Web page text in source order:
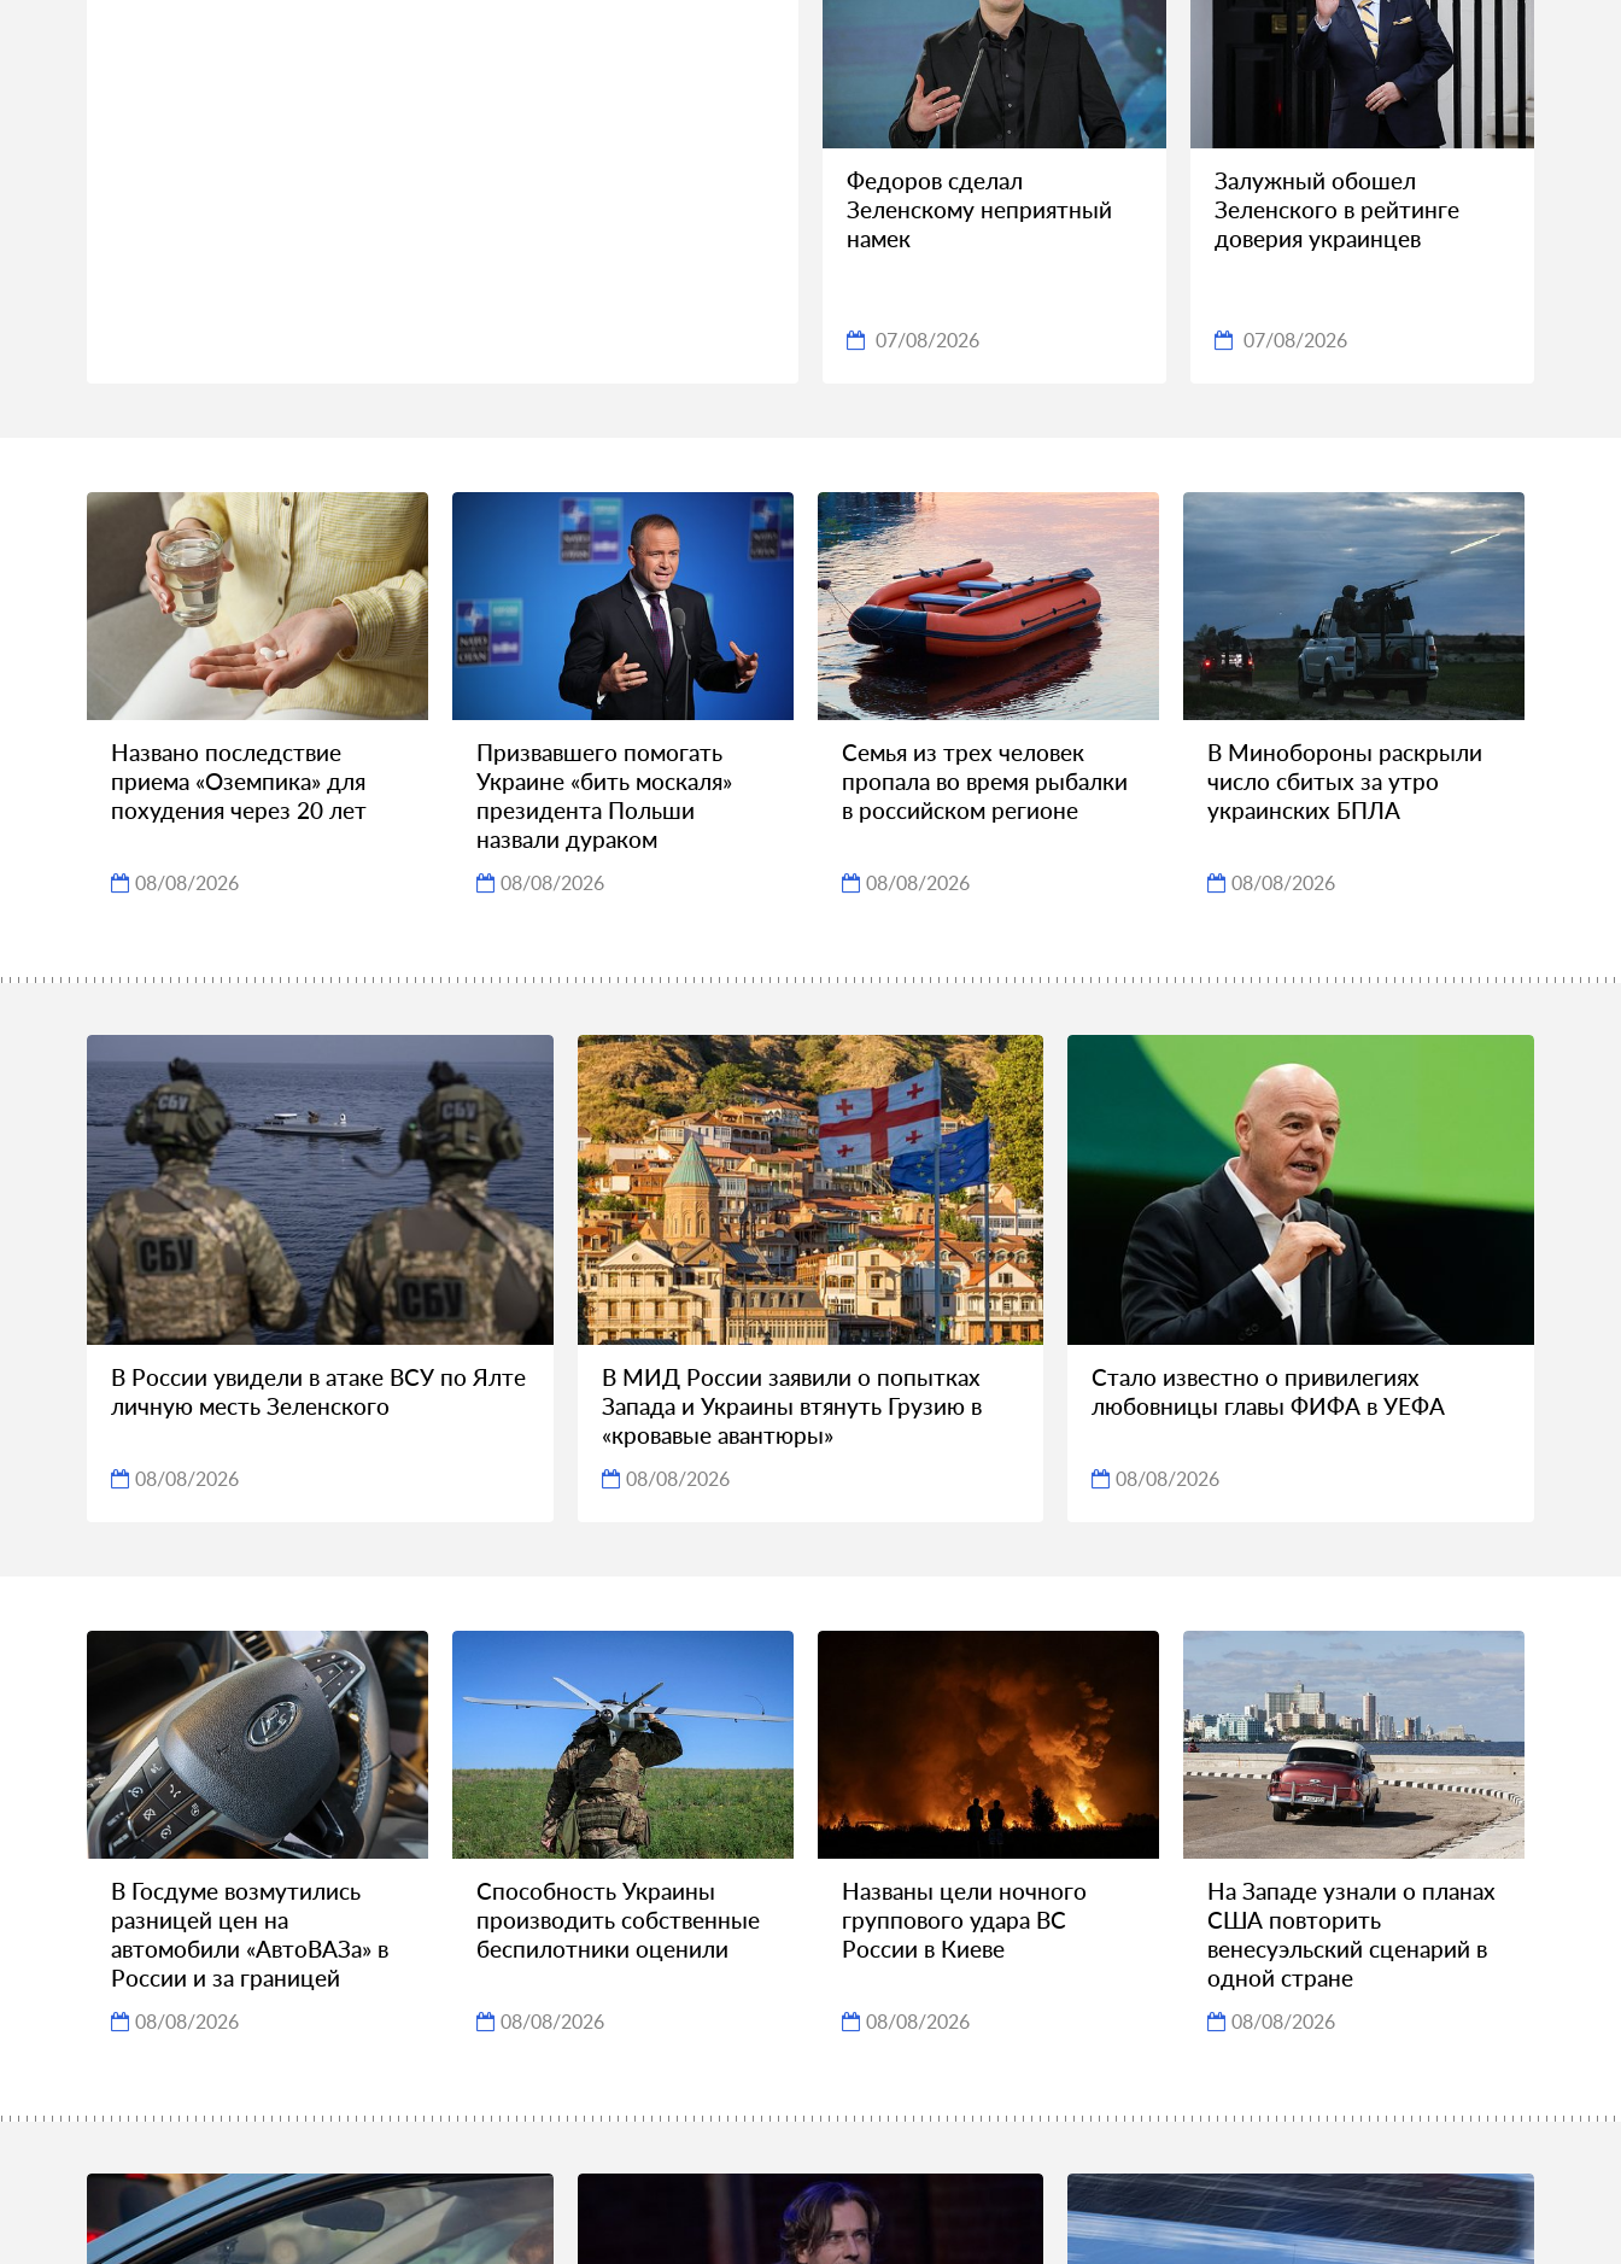
Федоров сделал
Зеленскому неприятный
намек
07/08/2026
Залужный обошел
Зеленского в рейтинге
доверия украинцев
07/08/2026
Названо последствие
приема «Оземпика» для
похудения через 20 лет
08/08/2026
Призвавшего помогать
Украине «бить москаля»
президента Польши
назвали дураком
08/08/2026
Семья из трех человек
пропала во время рыбалки
в российском регионе
08/08/2026
В Минобороны раскрыли
число сбитых за утро
украинских БПЛА
08/08/2026
В России увидели в атаке ВСУ по Ялте
личную месть Зеленского
08/08/2026
В МИД России заявили о попытках
Запада и Украины втянуть Грузию в
«кровавые авантюры»
08/08/2026
Стало известно о привилегиях
любовницы главы ФИФА в УЕФА
08/08/2026
В Госдуме возмутились
разницей цен на
автомобили «АвтоВАЗа» в
России и за границей
08/08/2026
Способность Украины
производить собственные
беспилотники оценили
08/08/2026
Названы цели ночного
группового удара ВС
России в Киеве
08/08/2026
На Западе узнали о планах
США повторить
венесуэльский сценарий в
одной стране
08/08/2026